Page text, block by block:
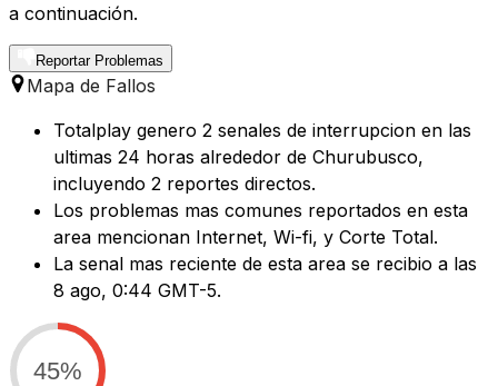
a continuación.
Reportar Problemas
Mapa de Fallos
Totalplay genero 2 senales de interrupcion en las
ultimas 24 horas alrededor de Churubusco,
incluyendo 2 reportes directos.
Los problemas mas comunes reportados en esta
area mencionan Internet, Wi-fi, y Corte Total.
La senal mas reciente de esta area se recibio a las
8 ago, 0:44 GMT-5.
45%